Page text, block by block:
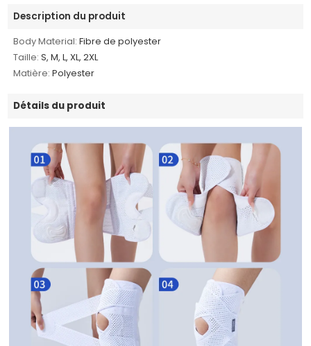
Description du produit
Body Material: Fibre de polyester
Taille: S, M, L, XL, 2XL
Matière: Polyester
Détails du produit